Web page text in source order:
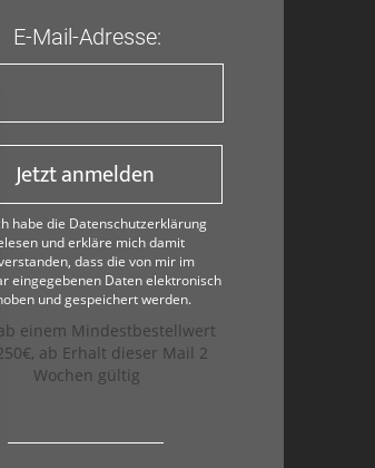
E-Mail-Adresse:
Jetzt anmelden
habe die Datenschutzerklärung
und erkläre mich damit
dass die von mir im
eingegebenen Daten elektronisch
und gespeichert werden.
einem Mindestbestellwert
250€, ab Erhalt dieser Mail 2
Wochen gültig